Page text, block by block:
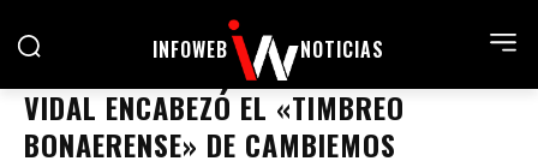
INFOWEB NOTICIAS
VIDAL ENCABEZÓ EL «TIMBREO
BONAERENSE» DE CAMBIEMOS